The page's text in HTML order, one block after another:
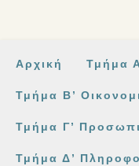
Αρχική Τμήμα
Τμήμα Β’
Τμήμα Γ’
Τμήμα Δ’